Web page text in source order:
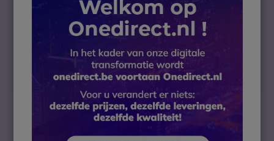
btw)
Portofoons
Accessoires
Aansluitkabels
Peltor 3M FLX2-ASDM6 kabel voor Motorola 1 pin-
aansluiting
Ga naar het einde van de afbeeldingen-gallerij